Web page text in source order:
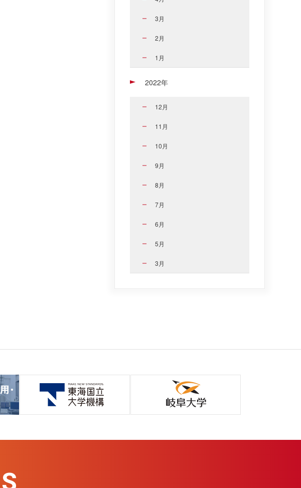
3月
2月
1月
2022年
12月
11月
10月
9月
8月
7月
6月
5月
3月